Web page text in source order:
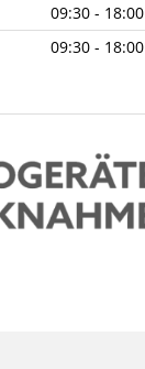
09:30 - 18:00
09:30 - 18:00